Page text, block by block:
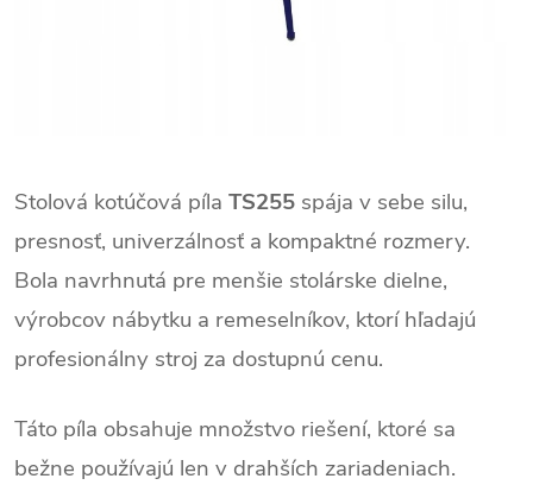
Stolová kotúčová píla TS255 spája v sebe silu,
presnosť, univerzálnosť a kompaktné rozmery.
Bola navrhnutá pre menšie stolárske dielne,
výrobcov nábytku a remeselníkov, ktorí hľadajú
profesionálny stroj za dostupnú cenu.
Táto píla obsahuje množstvo riešení, ktoré sa
bežne používajú len v drahších zariadeniach.